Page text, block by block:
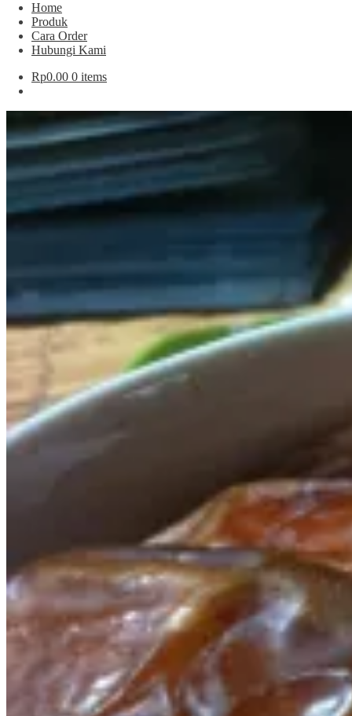
Home
Produk
Cara Order
Hubungi Kami
Rp0.00 0 items